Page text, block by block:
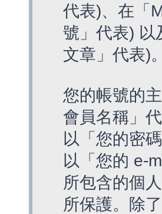
代表)、在「
號」代表) 以
文章」代表)。
您的帳號的
會員名稱」
以「您的密
以「您的 e-
所包含的個
所保護。除